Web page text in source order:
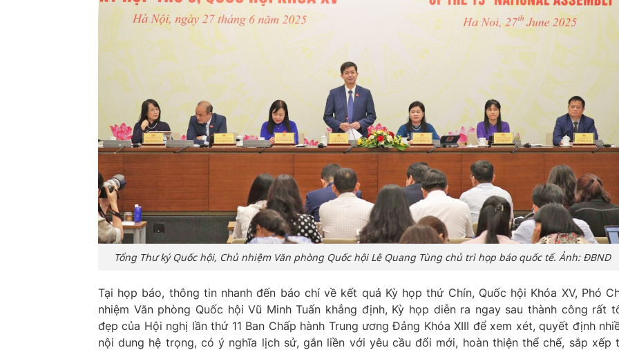
Tổng Thư ký Quốc hội, Chủ nhiệm Văn phòng Quốc hội Lê Quang Tùng chủ trì họp báo quốc tế. Ảnh: ĐBND
Tại họp báo, thông tin nhanh đến báo chí về kết quả Kỳ họp thứ Chín, Quốc hội Khóa XV, Phó
nhiệm Văn phòng Quốc hội Vũ Minh Tuấn khẳng định, Kỳ họp diễn ra ngay sau thành công rất
đẹp của Hội nghị lần thứ 11 Ban Chấp hành Trung ương Đảng Khóa XIII để xem xét, quyết định
nội dung hệ trọng, có ý nghĩa lịch sử, gắn liền với yêu cầu đổi mới, hoàn thiện thể chế, sắp xếp